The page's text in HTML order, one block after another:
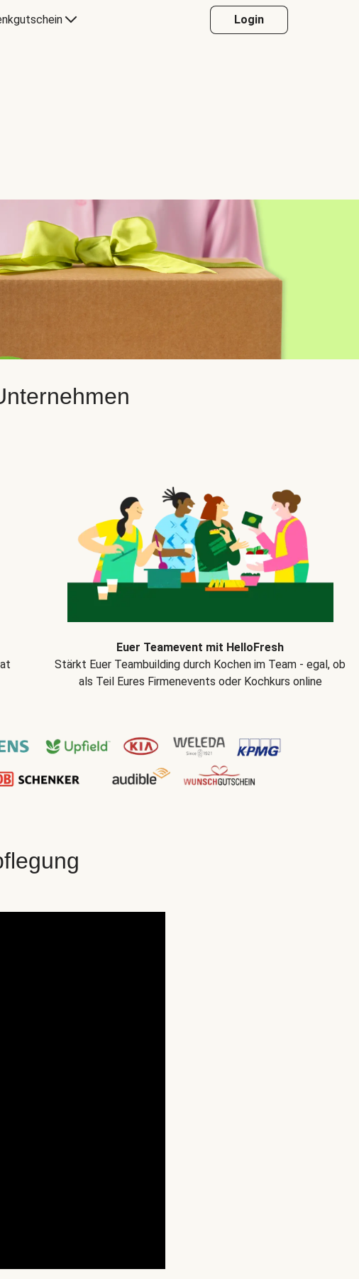
Login
Euer Teamevent mit HelloFresh
Stärkt Euer Teambuilding durch Kochen im Team - egal, ob
als Teil Eures Firmenevents oder Kochkurs online